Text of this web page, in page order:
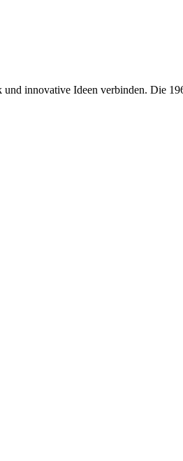
innovative Ideen verbinden. Die